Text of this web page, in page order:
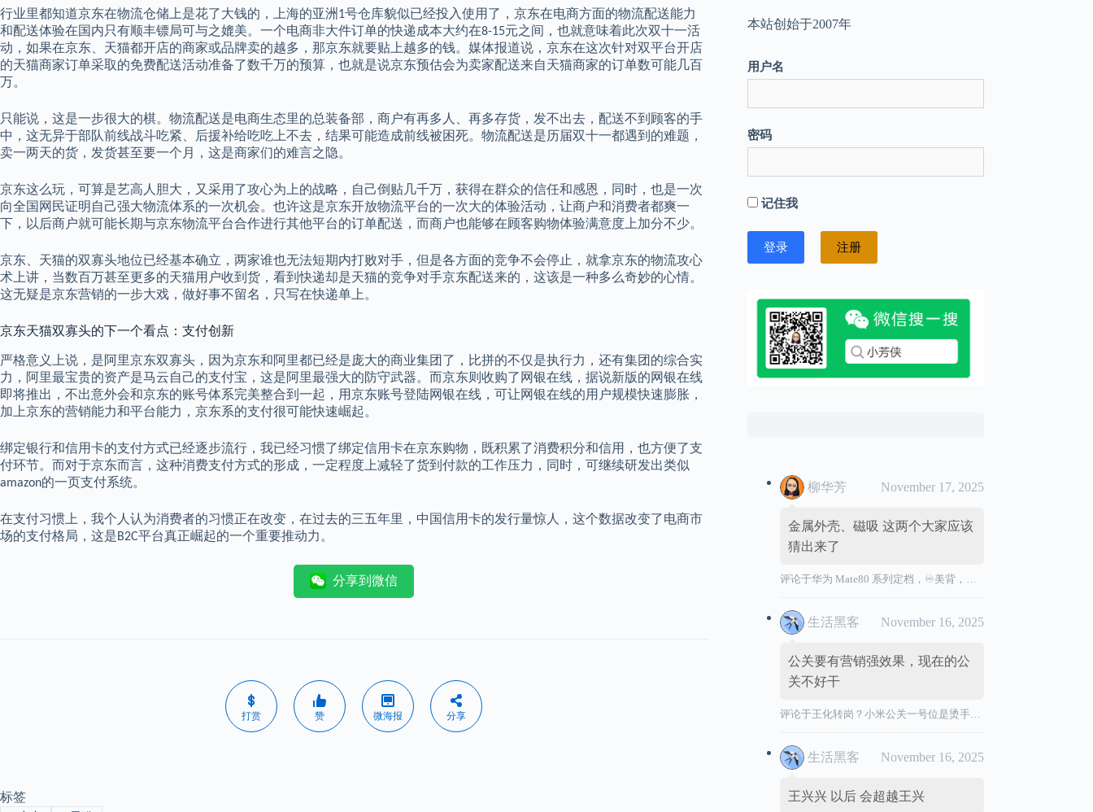
行业里都知道京东在物流仓储上是花了大钱的，上海的亚洲 1号仓库貌似已经投入使用了，京东在电商方面的物流配送能力
和配送体验在国内只有顺丰镖局可与之媲美。一个电商非大件订单的快递成本大约在8-15元之间，也就意味着此次双十一活
动，如果在京东、天猫都开店的商家或品牌卖的越多，那京东就要贴上越多的钱。媒体报道说，京东在这次针对双平台开店
的天猫商家订单采取的免费配送活动准备了数千万的预算，也就是说京东预估会为卖家配送来自天猫商家的订单数可能几百
万。
只能说，这是一步很大的棋。物流配送是电商生态里的总装备部，商户有再多人、再多存货，发不出去，配送不到顾客的手
中，这无异于部队前线战斗吃紧、后援补给吃吃上不去，结果可能造成前线被困死。物流配送是历届双十一都遇到的难题，
卖一两天的货，发货甚至要一个月，这是商家们的难言之隐。
京东这么玩，可算是艺高人胆大，又采用了攻心为上的战略，自己倒贴几千万，获得在群众的信任和感恩，同时，也是一次
向全国网民证明自己强大物流体系的一次机会。也许这是京东开放物流平台的一次大的体验活动，让商户和消费者都爽一
下，以后商户就可能长期与京东物流平台合作进行其他平台的订单配送，而商户也能够在顾客购物体验满意度上加分不少。
京东、天猫的双寡头地位已经基本确立，两家谁也无法短期内打败对手，但是各方面的竞争不会停止，就拿京东的物流攻心
术上讲，当数百万甚至更多的天猫用户收到货，看到快递却是天猫的竞争对手京东配送来的，这该是一种多么奇妙的心情。
这无疑是京东营销的一步大戏，做好事不留名，只写在快递单上。
京东天猫双寡头的下一个看点：支付创新
严格意义上说，是阿里京东双寡头，因为京东和阿里都已经是庞大的商业集团了，比拼的不仅是执行力，还有集团的综合实
力，阿里最宝贵的资产是马云自己的支付宝，这是阿里最强大的防守武器。而京东则收购了网银在线，据说新版的网银在线
即将推出，不出意外会和京东的账号体系完美整合到一起，用京东账号登陆网银在线，可让网银在线的用户规模快速膨胀，
加上京东的营销能力和平台能力，京东系的支付很可能快速崛起。
绑定银行和信用卡的支付方式已经逐步流行，我已经习惯了绑定信用卡在京东购物，既积累了消费积分和信用，也方便了支
付环节。而对于京东而言，这种消费支付方式的形成，一定程度上减轻了货到付款的工作压力，同时，可继续研发出类似
amazon的一页支付系统。
在支付习惯上，我个人认为消费者的习惯正在改变，在过去的三五年里，中国信用卡的发行量惊人，这个数据改变了电商市
场的支付格局，这是B2C平台真正崛起的一个重要推动力。
分享到微信
打赏 赞 微海报 分享
标签
本站创始于2007年
用户名
密码
记住我
注册
柳华芳 November 17, 2025
金属外壳、磁吸 这两个大家应该
猜出来了
评论于华为 Mate80 系列定档，♾️美背，全金属机身
生活黑客 November 16, 2025
公关要有营销强效果，现在的公
关不好干
评论于王化转岗？小米公关一号位是烫手山芋
生活黑客 November 16, 2025
王兴兴 以后 会超越王兴